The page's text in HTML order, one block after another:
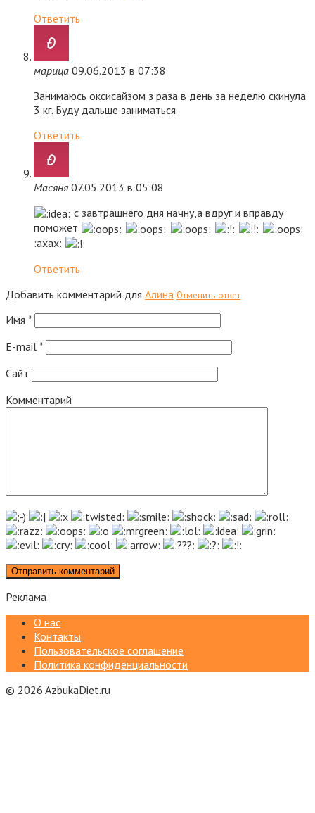
Ответить
марица 09.06.2013 в 07:38
Занимаюсь оксисайзом з раза в день за неделю скинула
3 кг. Буду дальше заниматься
Ответить
Масяня 07.05.2013 в 05:08
с завтрашнего дня начну,а вдруг и вправду
поможет
:axax:
Ответить
Добавить комментарий для Алина Отменить ответ
Имя *
E-mail *
Сайт
Комментарий
Реклама
О нас
Контакты
Пользовательское соглашение
Политика конфиденциальности
© 2026 AzbukaDiet.ru